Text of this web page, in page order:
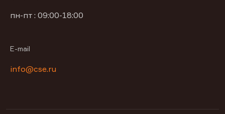
пн-пт : 09:00-18:00
E-mail
info@cse.ru